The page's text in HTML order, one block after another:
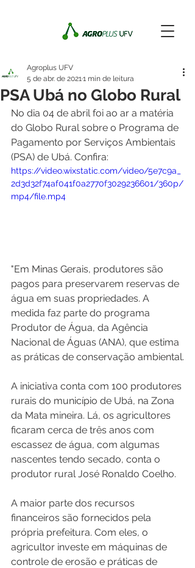
PSA Ubá no Globo Rural
Agroplus UFV
5 de abr. de 20211 min de leitura
No dia 04 de abril foi ao ar a matéria
do Globo Rural sobre o Programa de
Pagamento por Serviços Ambientais
(PSA) de Ubá. Confira:
https://video.wixstatic.com/video/5e7c9a_
2d3d32f74af041f0a2770f3029236601/360p/
mp4/file.mp4
"Em Minas Gerais, produtores são
pagos para preservarem reservas de
água em suas propriedades. A
medida faz parte do programa
Produtor de Água, da Agência
Nacional de Águas (ANA), que estima
as práticas de conservação ambiental.
A iniciativa conta com 100 produtores
rurais do município de Ubá, na Zona
da Mata mineira. Lá, os agricultores
ficaram cerca de três anos com
escassez de água, com algumas
nascentes tendo secado, conta o
produtor rural José Ronaldo Coelho.
A maior parte dos recursos
financeiros são fornecidos pela
própria prefeitura. Com eles, o
agricultor investe em máquinas de
controle de erosão e práticas de